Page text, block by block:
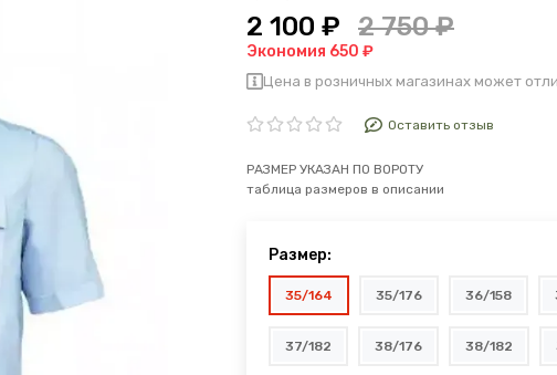
2 100 ₽ 2 750 ₽
Экономия 650 ₽
Цена в розничных магазинах может
Оставить отзыв
РАЗМЕР УКАЗАН ПО ВОРОТУ
таблица размеров в описании
Размер:
35/164 35/176 36/158
37/182 38/176 38/182